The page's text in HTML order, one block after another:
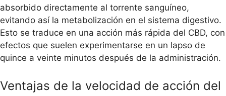
absorbido directamente al torrente sanguíneo,
evitando así la metabolización en el sistema digestivo.
Esto se traduce en una acción más rápida del CBD, con
efectos que suelen experimentarse en un lapso de
quince a veinte minutos después de la administración.
Ventajas de la velocidad de acción del